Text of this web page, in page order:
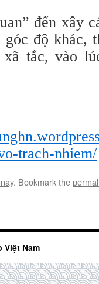
đến xây
độ khác,
tắc, vào
trach-nhiem/
. Bookmark the
Việt Nam